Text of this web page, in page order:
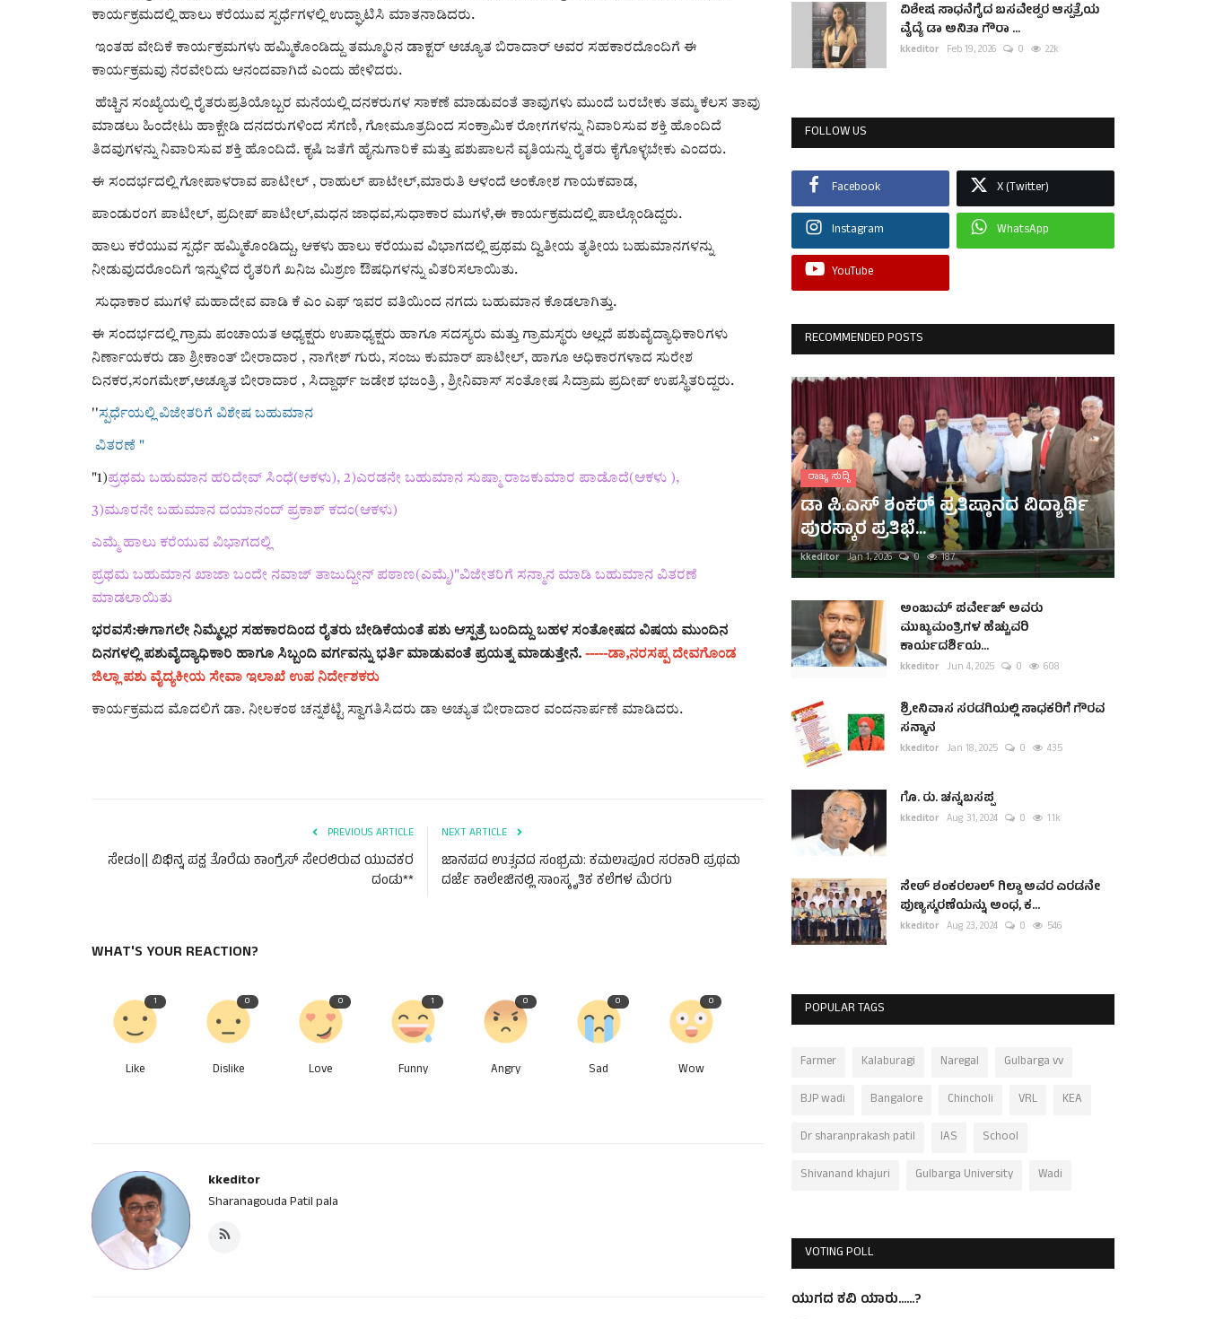
ಕಾರ್ಯಕ್ರಮದಲ್ಲಿ ಹಾಲು ಕರೆಯುವ ಸ್ಪರ್ಧೆಗಳಲ್ಲಿ ಉದ್ಘಾಟಿಸಿ ಮಾತನಾಡಿದರು.
ಇಂತಹ ವೇದಿಕೆ ಕಾರ್ಯಕ್ರಮಗಳು ಹಮ್ಮಿಕೊಂಡಿದ್ದು ತಮ್ಮೂರಿನ ಡಾಕ್ಟರ್ ಅಚ್ಯೂತ ಬಿರಾದಾರ್ ಅವರ ಸಹಕಾರದೊಂದಿಗೆ ಈ
ಕಾರ್ಯಕ್ರಮವು ನೆರವೇರಿದು ಆನಂದವಾಗಿದೆ ಎಂದು ಹೇಳಿದರು.
ಹೆಚ್ಚಿನ ಸಂಖ್ಯೆಯಲ್ಲಿ ರೈತರುಪ್ರತಿಯೊಬ್ಬರ ಮನೆಯಲ್ಲಿ ದನಕರುಗಳ ಸಾಕಣೆ ಮಾಡುವಂತೆ ತಾವುಗಳು ಮುಂದೆ ಬರಬೇಕು ತಮ್ಮ ಕೆಲಸ ತಾವು
ಮಾಡಲು ಹಿಂದೇಟು ಹಾಕ್ಬೇಡಿ ದನದರುಗಳಿಂದ ಸೆಗಣಿ, ಗೋಮೂತ್ರದಿಂದ ಸಂಕ್ರಾಮಿಕ ರೋಗಗಳನ್ನು ನಿವಾರಿಸುವ ಶಕ್ತಿ ಹೊಂದಿದೆ
ತಿದವುಗಳನ್ನು ನಿವಾರಿಸುವ ಶಕ್ತಿ ಹೊಂದಿದೆ. ಕೃಷಿ ಜತೆಗೆ ಹೈನುಗಾರಿಕೆ ಮತ್ತು ಪಶುಪಾಲನೆ ವೃತಿಯನ್ನು ರೈತರು ಕೈಗೊಳ್ಳಬೇಕು ಎಂದರು.
ಈ ಸಂದರ್ಭದಲ್ಲಿ ಗೋಪಾಳರಾವ ಪಾಟೀಲ್ , ರಾಹುಲ್ ಪಾಟೇಲ್,ಮಾರುತಿ ಆಳಂದೆ ಅಂಕೋಶ ಗಾಯಕವಾಡ,
ಪಾಂಡುರಂಗ ಪಾಟೀಲ್, ಪ್ರದೀಪ್ ಪಾಟೀಲ್,ಮಧನ ಜಾಧವ,ಸುಧಾಕಾರ ಮುಗಳೆ,ಈ ಕಾರ್ಯಕ್ರಮದಲ್ಲಿ ಪಾಲ್ಗೊಂಡಿದ್ದರು.
ಹಾಲು ಕರೆಯುವ ಸ್ಪರ್ಧೆ ಹಮ್ಮಿಕೊಂಡಿದ್ದು, ಆಕಳು ಹಾಲು ಕರೆಯುವ ವಿಭಾಗದಲ್ಲಿ ಪ್ರಥಮ ದ್ವಿತೀಯ ತೃತೀಯ ಬಹುಮಾನಗಳನ್ನು
ನೀಡುವುದರೊಂದಿಗೆ ಇನ್ನುಳಿದ ರೈತರಿಗೆ ಖನಿಜ ಮಿಶ್ರಣ ಔಷಧಿಗಳನ್ನು ವಿತರಿಸಲಾಯಿತು.
ಸುಧಾಕಾರ ಮುಗಳೆ ಮಹಾದೇವ ವಾಡಿ ಕೆ ಎಂ ಎಫ್ ಇವರ ವತಿಯಿಂದ ನಗದು ಬಹುಮಾನ ಕೊಡಲಾಗಿತ್ತು.
ಈ ಸಂದರ್ಭದಲ್ಲಿ ಗ್ರಾಮ ಪಂಚಾಯತ ಅಧ್ಯಕ್ಷರು ಉಪಾಧ್ಯಕ್ಷರು ಹಾಗೂ ಸದಸ್ಯರು ಮತ್ತು ಗ್ರಾಮಸ್ಥರು ಅಲ್ಲದೆ ಪಶುವೈದ್ಯಾಧಿಕಾರಿಗಳು
ನಿರ್ಣಾಯಕರು ಡಾ ಶ್ರೀಕಾಂತ್ ಬೀರಾದಾರ , ನಾಗೇಶ್ ಗುರು, ಸಂಜು ಕುಮಾರ್ ಪಾಟೀಲ್, ಹಾಗೂ ಅಧಿಕಾರಗಳಾದ ಸುರೇಶ
ದಿನಕರ,ಸಂಗಮೇಶ್,ಅಚ್ಯೂತ ಬೀರಾದಾರ , ಸಿದ್ದಾರ್ಥ್ ಜಡೇಶ ಭಜಂತ್ರಿ , ಶ್ರೀನಿವಾಸ್ ಸಂತೋಷ ಸಿದ್ರಾಮ ಪ್ರದೀಪ್ ಉಪಸ್ಥಿತರಿದ್ದರು.
''ಸ್ಪರ್ಧೆಯಲ್ಲಿ ವಿಜೇತರಿಗೆ ವಿಶೇಷ ಬಹುಮಾನ
ವಿತರಣೆ "
"1)ಪ್ರಥಮ ಬಹುಮಾನ ಹರಿದೇವ್ ಸಿಂಧೆ(ಆಕಳು), 2)ಎರಡನೇ ಬಹುಮಾನ ಸುಷ್ಮಾ ರಾಜಕುಮಾರ ಪಾಡೊದೆ(ಆಕಳು ),
3)ಮೂರನೇ ಬಹುಮಾನ ದಯಾನಂದ್ ಪ್ರಕಾಶ್ ಕದಂ(ಆಕಳು)
ಎಮ್ಮೆ ಹಾಲು ಕರೆಯುವ ವಿಭಾಗದಲ್ಲಿ
ಪ್ರಥಮ ಬಹುಮಾನ ಖಾಜಾ ಬಂದೇ ನವಾಜ್ ತಾಜುದ್ದೀನ್ ಪಠಾಣ(ಎಮ್ಮೆ)"ವಿಜೇತರಿಗೆ ಸನ್ಮಾನ ಮಾಡಿ ಬಹುಮಾನ ವಿತರಣೆ
ಮಾಡಲಾಯಿತು
ಭರವಸೆ:ಈಗಾಗಲೇ ನಿಮ್ಮೆಲ್ಲರ ಸಹಕಾರದಿಂದ ರೈತರು ಬೇಡಿಕೆಯಂತೆ ಪಶು ಆಸ್ಪತ್ರೆ ಬಂದಿದ್ದು ಬಹಳ ಸಂತೋಷದ ವಿಷಯ ಮುಂದಿನ
ದಿನಗಳಲ್ಲಿ ಪಶುವೈದ್ಯಾಧಿಕಾರಿ ಹಾಗೂ ಸಿಬ್ಬಂದಿ ವರ್ಗವನ್ನು ಭರ್ತಿ ಮಾಡುವಂತೆ ಪ್ರಯತ್ನ ಮಾಡುತ್ತೇನೆ. -----ಡಾ,ನರಸಪ್ಪ ದೇವಗೊಂಡ
ಜಿಲ್ಲಾ ಪಶು ವೈದ್ಯಕೀಯ ಸೇವಾ ಇಲಾಖೆ ಉಪ ನಿರ್ದೇಶಕರು
ಕಾರ್ಯಕ್ರಮದ ಮೊದಲಿಗೆ ಡಾ. ನೀಲಕಂಠ ಚನ್ನಶೆಟ್ಟಿ ಸ್ವಾಗತಿಸಿದರು ಡಾ ಅಚ್ಯುತ ಬೀರಾದಾರ ವಂದನಾರ್ಪಣೆ ಮಾಡಿದರು.
PREVIOUS ARTICLE
ಸೇಡಂ|| ವಿಭಿನ್ನ ಪಕ್ಷ ತೊರೆದು ಕಾಂಗ್ರೆಸ್ ಸೇರಲಿರುವ ಯುವಕರ
ದಂಡು**
NEXT ARTICLE
ಜಾನಪದ ಉತ್ಸವದ ಸಂಭ್ರಮ: ಕಮಲಾಪೂರ ಸರಕಾರಿ ಪ್ರಥಮ
ದರ್ಜೆ ಕಾಲೇಜಿನಲ್ಲಿ ಸಾಂಸ್ಕೃತಿಕ ಕಲೆಗಳ ಮೆರಗು
WHAT'S YOUR REACTION?
1
Like
0
Dislike
0
Love
1
Funny
0
Angry
0
Sad
0
Wow
kkeditor
Sharanagouda Patil pala
ವಿಶೇಷ ಸಾಧನೆಗೈದ ಬಸವೇಶ್ವರ ಆಸ್ಪತ್ರೆಯ
ವೈದ್ಯೆ ಡಾ ಅನಿತಾ ಗೌರಾ ...
kkeditor Feb 19, 2026 0 2.2k
FOLLOW US
Facebook X (Twitter)
Instagram WhatsApp
YouTube
RECOMMENDED POSTS
ರಾಜ್ಯ ಸುದ್ದಿ
ಡಾ ಪಿ.ಎಸ್ ಶಂಕರ್ ಪ್ರತಿಷ್ಠಾನದ ವಿದ್ಯಾರ್ಥಿ
ಪುರಸ್ಕಾರ ಪ್ರತಿಭೆ...
kkeditor Jan 1, 2026 0 187
ಅಂಜುಮ್ ಪರ್ವೇಜ್ ಅವರು
ಮುಖ್ಯಮಂತ್ರಿಗಳ ಹೆಚ್ಚುವರಿ
ಕಾರ್ಯದರ್ಶಿಯ...
kkeditor Jun 4, 2025 0 608
ಶ್ರೀನಿವಾಸ ಸರಡಗಿಯಲ್ಲಿ ಸಾಧಕರಿಗೆ ಗೌರವ
ಸನ್ಮಾನ
kkeditor Jan 18, 2025 0 435
ಗೊ. ರು. ಚನ್ನಬಸಪ್ಪ
kkeditor Aug 31, 2024 0 1.1k
ಸೇಠ್ ಶಂಕರಲಾಲ್ ಗಿಲ್ಡಾ ಅವರ ಎರಡನೇ
ಪುಣ್ಯಸ್ಮರಣೆಯನ್ನು ಅಂಧ, ಕ...
kkeditor Aug 23, 2024 0 546
POPULAR TAGS
Farmer Kalaburagi Naregal
Gulbarga vv
BJP wadi
Bangalore Chincholi VRL
KEA
Dr sharanprakash patil
IAS
School
Shivanand khajuri
Gulbarga University Wadi
VOTING POLL
ಯುಗದ ಕವಿ ಯಾರು......?